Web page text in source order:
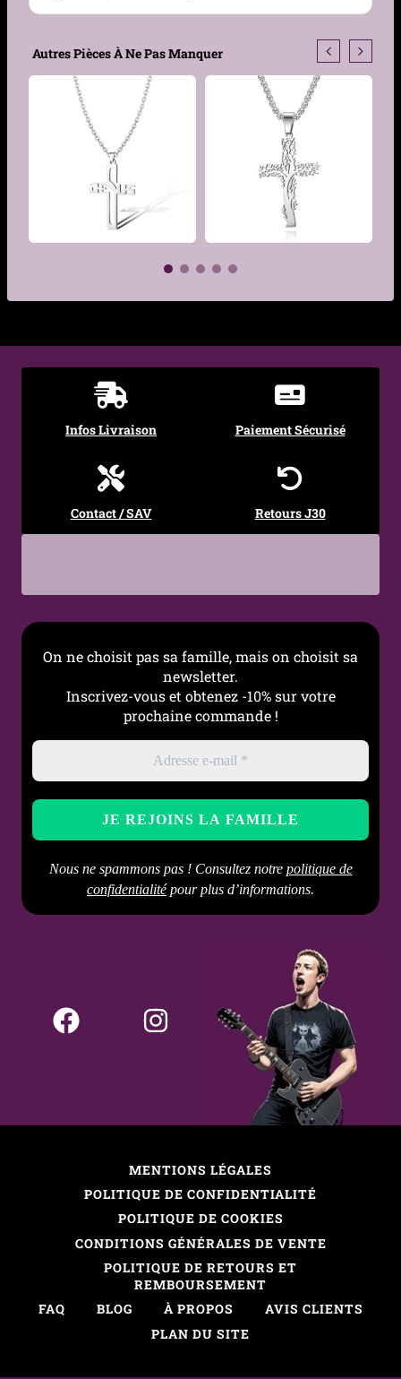
Matière
Traitement
Couleur
Taille Pendentif
Longueur de la
Chaîne forçat
Autres Pièces À Ne Pas Manquer
Infos Livraison Paiement Sécurisé
Contact / SAV Retours J30
On ne choisit pas sa famille, mais on choisit sa
newsletter.
Inscrivez-vous et obtenez -10% sur votre
prochaine commande !
Nous ne spammons pas ! Consultez notre politique de
confidentialitépour plus d’informations.
MENTIONS LÉGALES
POLITIQUE DE CONFIDENTIALITÉ
POLITIQUE DE COOKIES
CONDITIONS GÉNÉRALES DE VENTE
POLITIQUE DE RETOURS ET
REMBOURSEMENT
FAQ
BLOG À PROPOS
AVIS CLIENTS
PLAN DU SITE